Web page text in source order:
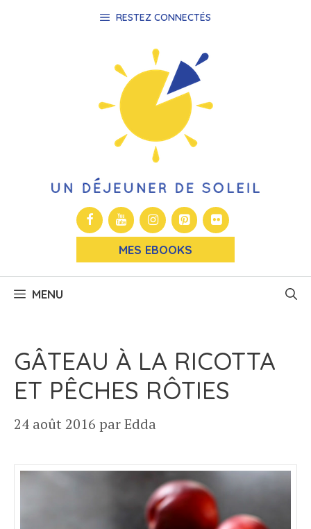
RESTEZ CONNECTÉS
MES EBOOKS
MENU
GÂTEAU À LA RICOTTA
ET PÊCHES RÔTIES
24 août 2016 parEdda